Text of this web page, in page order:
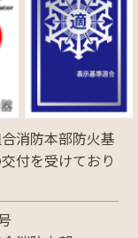
消防本部防火基
付を受けており